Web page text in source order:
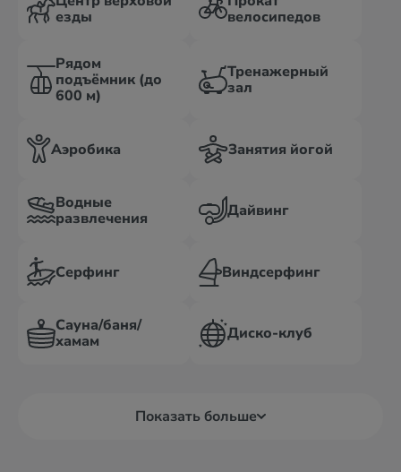
езды
велосипедов
Рядом
подъёмник (до
600 м)
Тренажерный
зал
Аэробика Занятия йогой
Водные
развлечения
Дайвинг
Серфинг Виндсерфинг
Сауна/баня/
хамам
Диско-клуб
Показать больше